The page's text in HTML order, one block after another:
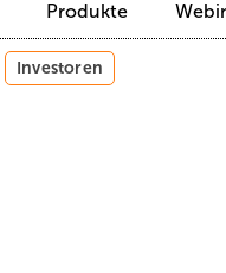
Produkte
Investoren